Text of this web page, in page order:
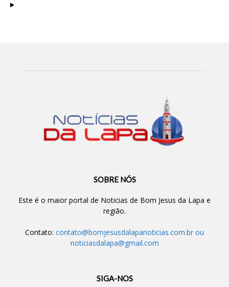
SOBRE NÓS
Este é o maior portal de Noticias de Bom Jesus da Lapa e
região.
Contato: contato@bomjesusdalapanoticias.com.br ou
noticiasdalapa@gmail.com
SIGA-NOS